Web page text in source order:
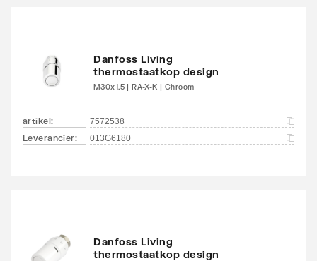
Danfoss Living
thermostaatkop design
M30x1.5 | RA-X-K | Chroom
artikel: 7572538
Leverancier: 013G6180
Danfoss Living
thermostaatkop design